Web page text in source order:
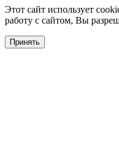
Этот сайт использует
работу с сайтом, Вы
Принять